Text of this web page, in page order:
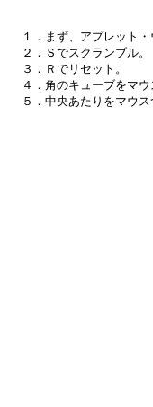
１．まず、アプレット
２．Ｓでスクランブル。
３．Ｒでリセット。
４．角のキューブをマ